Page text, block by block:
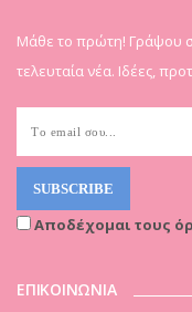
Μάθε το πρώτη! Γράψου
τελευταία νέα. Ιδέες,
Αποδέχομαι τους
ΕΠΙΚΟΙΝΩΝΙΑ